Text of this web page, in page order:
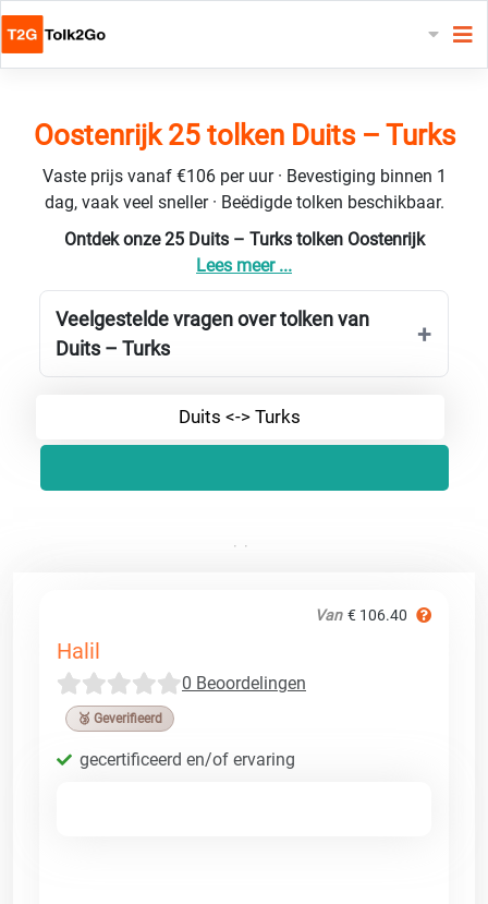
Oostenrijk 25 tolken Duits – Turks
Vaste prijs vanaf €106 per uur · Bevestiging binnen 1
dag, vaak veel sneller · Beëdigde tolken beschikbaar.
Ontdek onze 25 Duits – Turks tolken Oostenrijk
Lees meer ...
Veelgestelde vragen over tolken van
Duits – Turks
Duits <-> Turks
Van € 106.40
Halil
0 Beoordelingen
🥉 Geverifieerd
gecertificeerd en/of ervaring